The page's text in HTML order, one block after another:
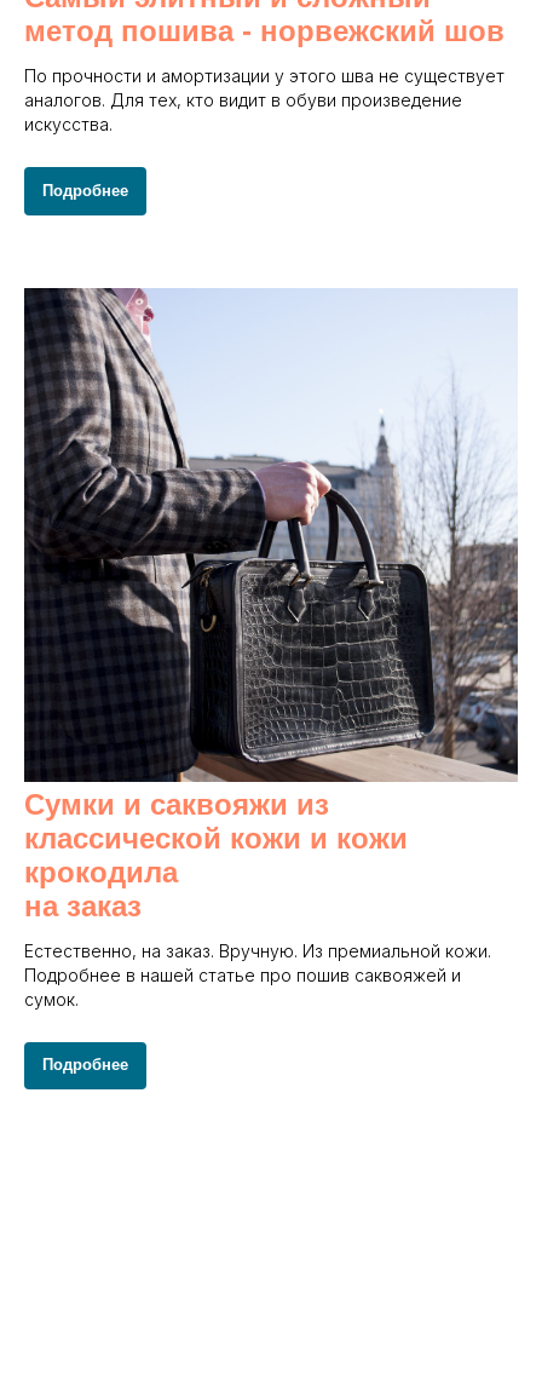
метод пошива - норвежский шов
По прочности и амортизации у этого шва не существует
аналогов. Для тех, кто видит в обуви произведение
искусства.
Подробнее
Сумки и саквояжи из
классической кожи и кожи
крокодила
на заказ
Естественно, на заказ. Вручную. Из премиальной кожи.
Подробнее в нашей статье про пошив саквояжей и
сумок.
Подробнее